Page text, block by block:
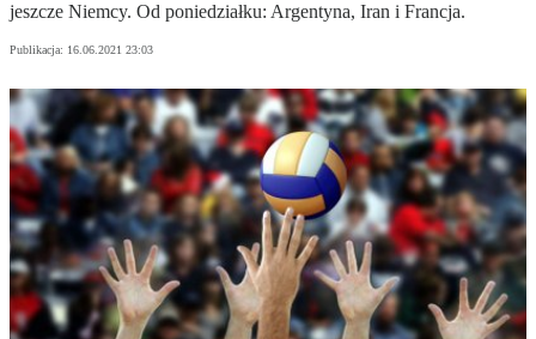
jeszcze Niemcy. Od poniedziałku: Argentyna, Iran i Francja.
Publikacja: 16.06.2021 23:03